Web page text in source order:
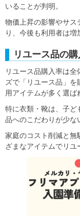
いることが判明。
物価上昇の影響やサス
り、今後も利用者は増
リユース品の
リユース品購入率は
ズで「リユース品」
用アイテムが多く選ば
特に衣類・靴は、子ど
品へのこだわりが少な
家庭のコスト削減と無
ざまなアイテムでリユ